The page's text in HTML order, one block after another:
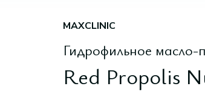
MAXCLINIC
Гидрофильное масло-
Red Propolis